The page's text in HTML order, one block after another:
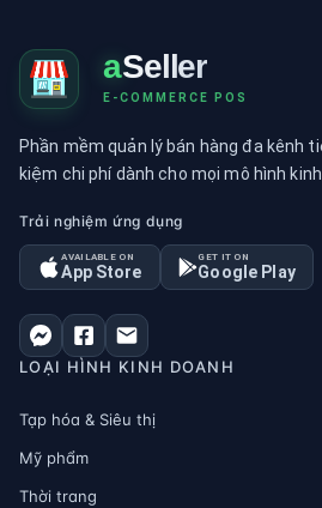
aSeller
E-COMMERCE POS
Phần mềm quản lý bán hàng đa kênh
kiệm chi phí dành cho mọi mô hình kinh
Trải nghiệm ứng dụng
AVAILABLE ON
App Store
GET IT ON
Google Play
LOẠI HÌNH KINH DOANH
Tạp hóa & Siêu thị
Mỹ phẩm
Thời trang